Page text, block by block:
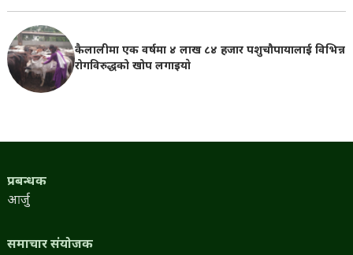
कैलालीमा एक वर्षमा ४ लाख ८४ हजार पशुचौपायालाई विभिन्न
रोगविरुद्धको खोप लगाइयाे
प्रबन्धक
आर्जु
समाचार संयोजक